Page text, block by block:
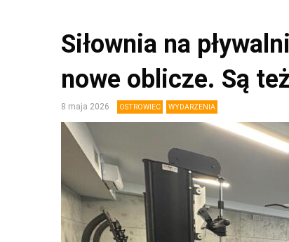
Siłownia na
nowe oblicze. Są
8 maja 2026 OSTROWIEC WYDARZENIA